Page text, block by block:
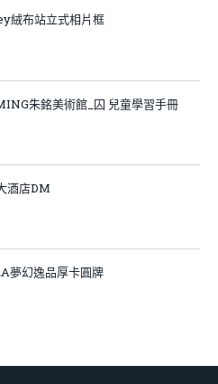
絨布站立式相片框
朱銘美術館_囚 兒童學習手冊
酒店DM
夢幻逸品厚卡圓牌